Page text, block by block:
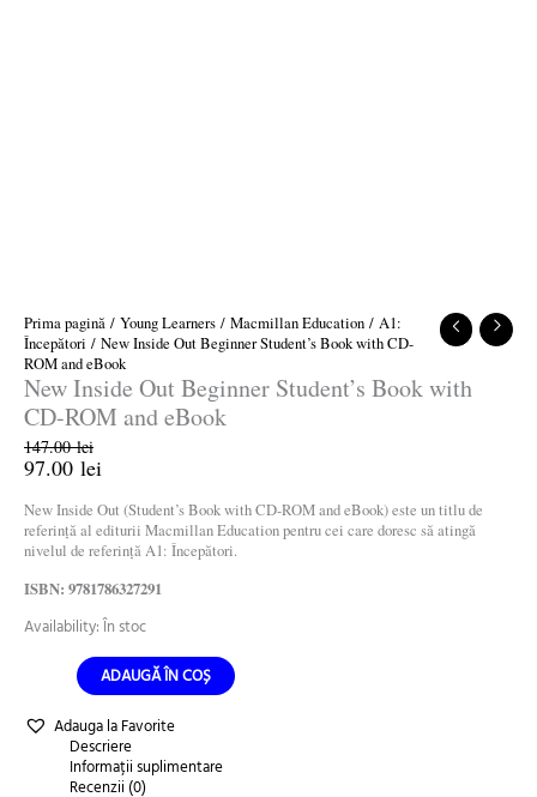
Prima pagină / Young Learners / Macmillan Education / A1:
Începători / New Inside Out Beginner Student’s Book with CD-
ROM and eBook
New Inside Out Beginner Student’s Book with
CD-ROM and eBook
147.00lei
97.00 lei
New Inside Out (Student’s Book with CD-ROM and eBook) este un titlu de
referință al editurii Macmillan Education pentru cei care doresc să atingă
nivelul de referință A1: Începători.
ISBN: 9781786327291
Availability: În stoc
ADAUGĂ ÎN COȘ
Adauga la Favorite
Descriere
Informații suplimentare
Recenzii (0)